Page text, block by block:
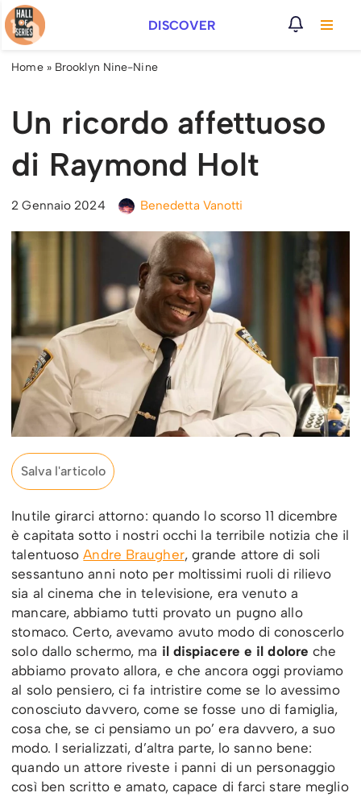
Vai
al
DISCOVER
Home» Brooklyn Nine-Nine
Un ricordo affettuoso
di Raymond Holt
2 Gennaio 2024 Benedetta Vanotti
Salva l'articolo
Inutile girarci attorno: quando lo scorso 11 dicembre
è capitata sotto i nostri occhi la terribile notizia che il
talentuosoAndre Braugher, grande attore di soli
sessantuno anni noto per moltissimi ruoli di rilievo
sia al cinema che in televisione, era venuto a
mancare, abbiamo tutti provato un pugno allo
stomaco. Certo, avevamo avuto modo di conoscerlo
solo dallo schermo, ma il dispiacere e il dolore che
abbiamo provato allora, e che ancora oggi proviamo
al solo pensiero, ci fa intristire come se lo avessimo
conosciuto davvero, come se fosse uno di famiglia,
cosa che, se ci pensiamo un po’ era davvero, a suo
modo. I serializzati, d’altra parte, lo sanno bene:
quando un attore riveste i panni di un personaggio
così ben scritto e amato, capace di farci stare meglio